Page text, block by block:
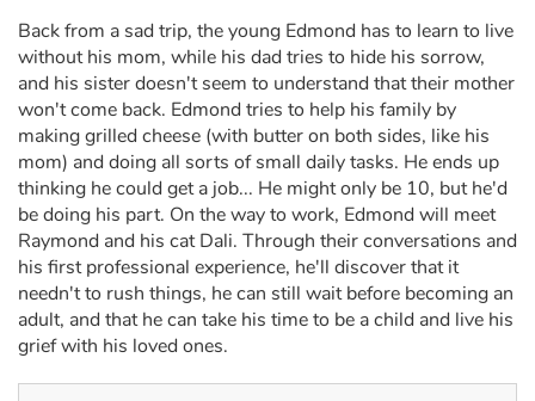
The animals
Travel, epic, investigation, adventure
Around the world
Learning
Arts, space, activities
Documentaries
Back from a sad trip, the young Edmond has to learn to live
without his mom, while his dad tries to hide his sorrow,
and his sister doesn't seem to understand that their mother
won't come back. Edmond tries to help his family by
making grilled cheese (with butter on both sides, like his
mom) and doing all sorts of small daily tasks. He ends up
thinking he could get a job... He might only be 10, but he'd
be doing his part. On the way to work, Edmond will meet
Raymond and his cat Dali. Through their conversations and
his first professional experience, he'll discover that it
needn't to rush things, he can still wait before becoming an
adult, and that he can take his time to be a child and live his
grief with his loved ones.